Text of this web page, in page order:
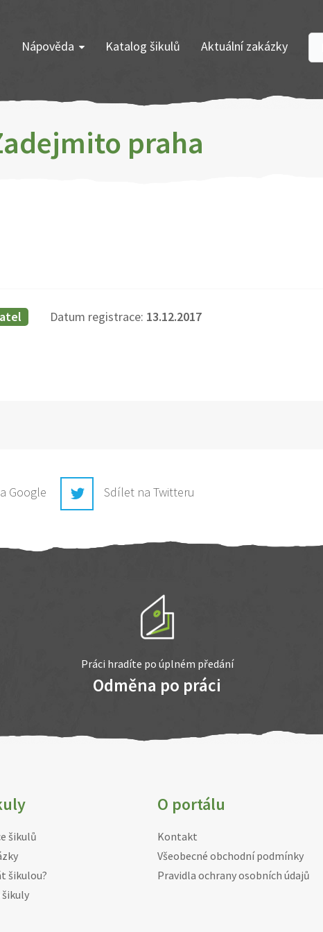
Nápověda Katalog šikulů Aktuální zakázky
praha
Datum registrace: 13.12.2017
Google Sdílet na Twitteru
Práci hradíte po úplném předání
Odměna po práci
šikulů
šikulou?
O portálu
Kontakt
Všeobecné obchodní podmínky
Pravidla ochrany osobních údajů